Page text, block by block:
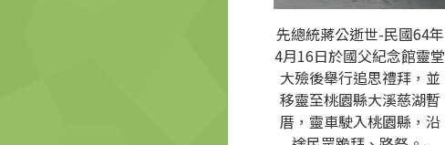
先總統蔣公逝世-民國64年
4月16日於國父紀念館靈堂
大殮後舉行追思禮拜，並
移靈至桃園縣大溪慈湖暫
厝，靈車駛入桃園縣，沿